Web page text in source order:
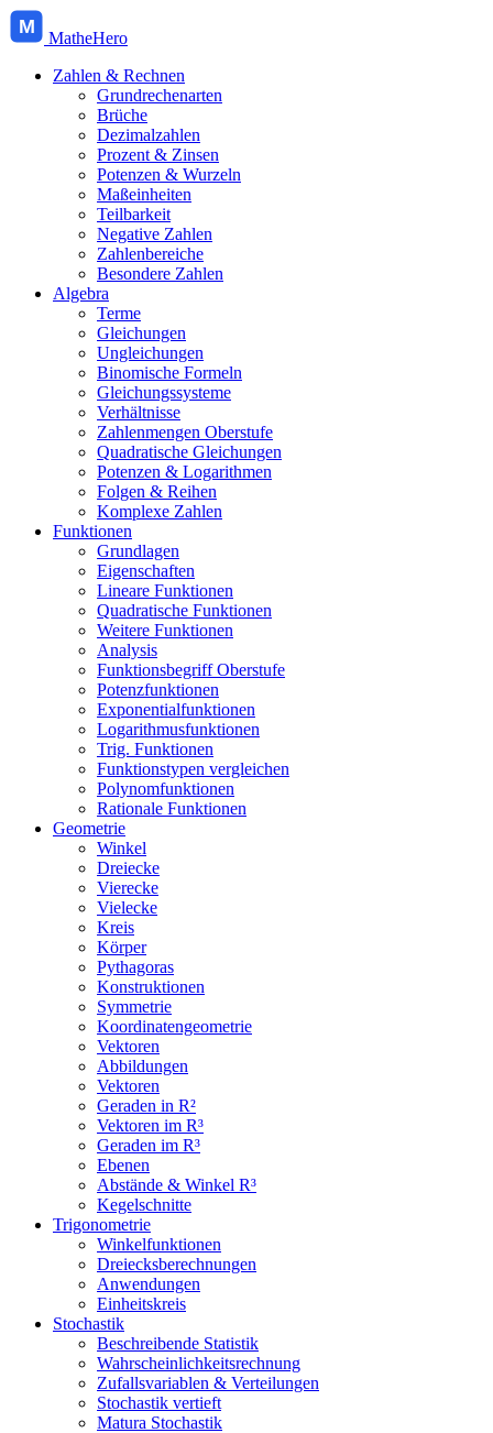
M
MatheHero
Zahlen & Rechnen
Grundrechenarten
Brüche
Dezimalzahlen
Prozent & Zinsen
Potenzen & Wurzeln
Maßeinheiten
Teilbarkeit
Negative Zahlen
Zahlenbereiche
Besondere Zahlen
Algebra
Terme
Gleichungen
Ungleichungen
Binomische Formeln
Gleichungssysteme
Verhältnisse
Zahlenmengen Oberstufe
Quadratische Gleichungen
Potenzen & Logarithmen
Folgen & Reihen
Komplexe Zahlen
Funktionen
Grundlagen
Eigenschaften
Lineare Funktionen
Quadratische Funktionen
Weitere Funktionen
Analysis
Funktionsbegriff Oberstufe
Potenzfunktionen
Exponentialfunktionen
Logarithmusfunktionen
Trig. Funktionen
Funktionstypen vergleichen
Polynomfunktionen
Rationale Funktionen
Geometrie
Winkel
Dreiecke
Vierecke
Vielecke
Kreis
Körper
Pythagoras
Konstruktionen
Symmetrie
Koordinatengeometrie
Vektoren
Abbildungen
Vektoren
Geraden in R²
Vektoren im R³
Geraden im R³
Ebenen
Abstände & Winkel R³
Kegelschnitte
Trigonometrie
Winkelfunktionen
Dreiecksberechnungen
Anwendungen
Einheitskreis
Stochastik
Beschreibende Statistik
Wahrscheinlichkeitsrechnung
Zufallsvariablen & Verteilungen
Stochastik vertieft
Matura Stochastik